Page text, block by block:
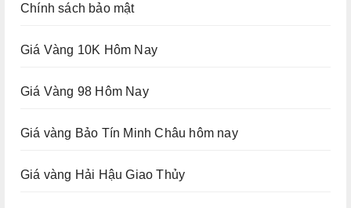
Chính sách bảo mật
Giá Vàng 10K Hôm Nay
Giá Vàng 98 Hôm Nay
Giá vàng Bảo Tín Minh Châu hôm nay
Giá vàng Hải Hậu Giao Thủy